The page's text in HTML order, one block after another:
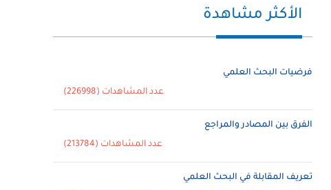
الأكثر مشاهدة
فرضيات البحث العلمي
عدد المشاهدات (226998)
الفرق بين المصادر والمراجع
عدد المشاهدات (213784)
تعريف المقابلة في البحث العلمي